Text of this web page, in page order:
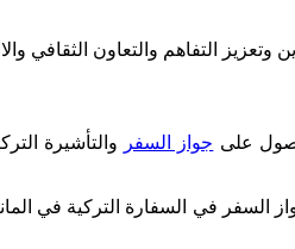
وتعزيز التفاهم والتعاون الثقافي
على جواز السفر
والتأشيرة
السفر في السفارة التركية في